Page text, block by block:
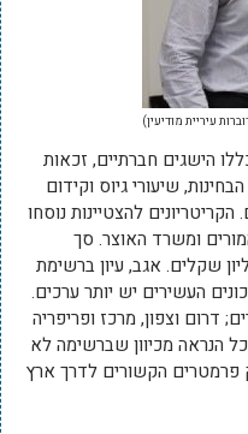
עיריית מודיעין)
הישגים חברתיים, זכאות
שיעורי גיוס וקידום
להצטיינות נוסחו
ומשרד האוצר. סך
לכל בתי הספר נאמד ב-50 מיליון שקלים. אגב, עיון ברשימת
העשירים יש יותר ערכים.
דרום וצפון, מרכז ופריפריה
הנראה מכיוון שברשימה לא
פרמטרים הקשורים לדרך ארץ